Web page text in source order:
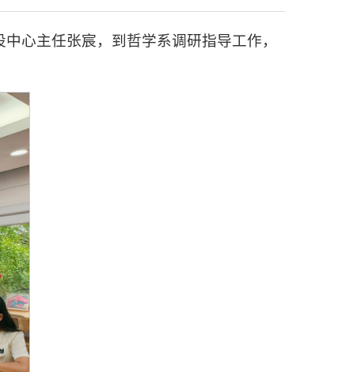
心主任张宸，到哲学系调研指导工作，